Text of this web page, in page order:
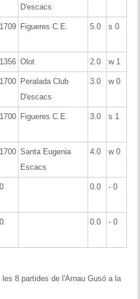
D'escacs
1709 Figueres C.E. 5.0 s 0
1356 Olot 2.0 w 1
1700 Peralada Club
D'escacs
3.0 w 0
1700 Figueres C.E. 3.0 s 1
1700 Santa Eugenia
Escacs
4.0 w 0
0 0.0 - 0
0 0.0 - 0
8 partides de l'Arnau Gusó a la